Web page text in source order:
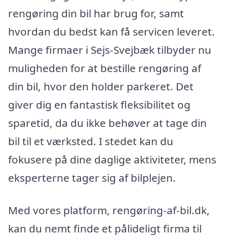
rengøring din bil har brug for, samt
hvordan du bedst kan få servicen leveret.
Mange firmaer i Sejs-Svejbæk tilbyder nu
muligheden for at bestille rengøring af
din bil, hvor den holder parkeret. Det
giver dig en fantastisk fleksibilitet og
sparetid, da du ikke behøver at tage din
bil til et værksted. I stedet kan du
fokusere på dine daglige aktiviteter, mens
eksperterne tager sig af bilplejen.
Med vores platform, rengøring-af-bil.dk,
kan du nemt finde et pålideligt firma til